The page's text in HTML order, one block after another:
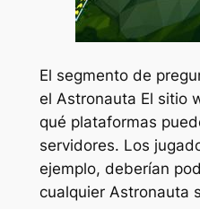
El segmento de
el Astronauta El sitio
qué plataformas
servidores. Los
ejemplo, deberían
cualquier Astronauta